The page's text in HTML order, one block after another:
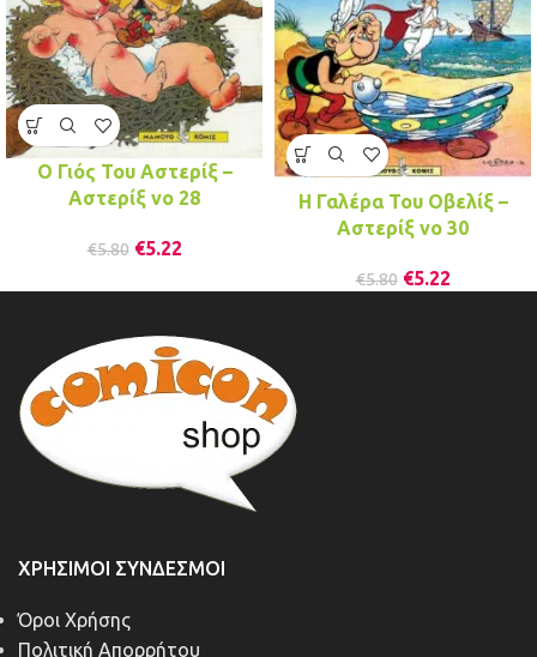
Ο Γιός Του Αστερίξ –
Αστερίξ νo 28
€5.80 €5.22
Η Γαλέρα Του Οβελίξ –
Αστερίξ νo 30
€5.80 €5.22
ΧΡΉΣΙΜΟΙ ΣΎΝΔΕΣΜΟΙ
Όροι Χρήσης
Πολιτική Απορρήτου